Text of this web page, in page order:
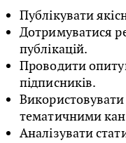
Публікувати
Дотримуватися
публікацій.
Проводити
підписників.
Використовувати
тематичними
Аналізувати